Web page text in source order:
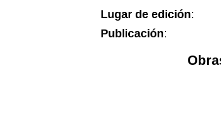
Lugar de edición:
Publicación: